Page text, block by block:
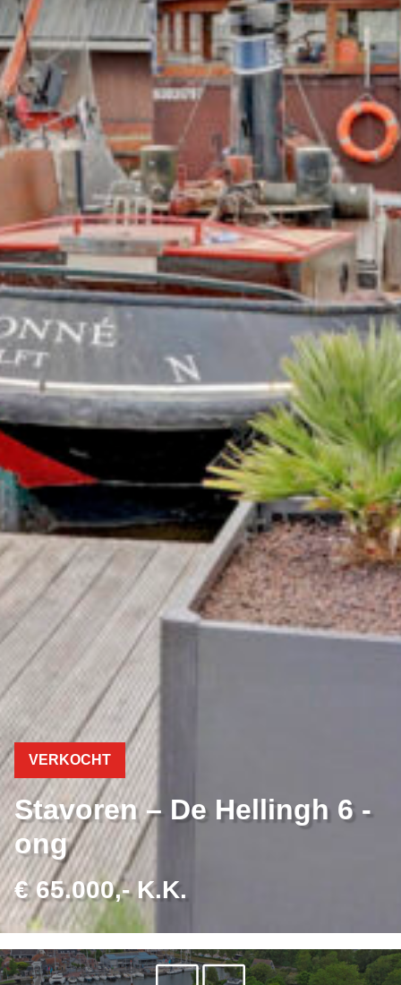
VERKOCHT
Stavoren – De Hellingh 6 -
ong
€ 65.000,- K.K.